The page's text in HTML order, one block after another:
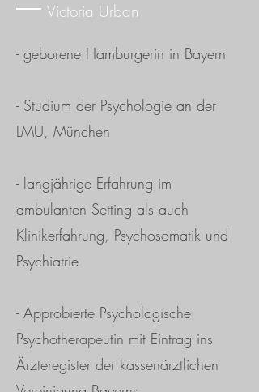
Victoria Urban
- geborene Hamburgerin in Bayern
- Studium der Psychologie an der
LMU, München
- langjährige Erfahrung im
ambulanten Setting als auch
Klinikerfahrung, Psychosomatik und
Psychiatrie
- Approbierte Psychologische
Psychotherapeutin mit Eintrag ins
Ärzteregister der kassenärztlichen